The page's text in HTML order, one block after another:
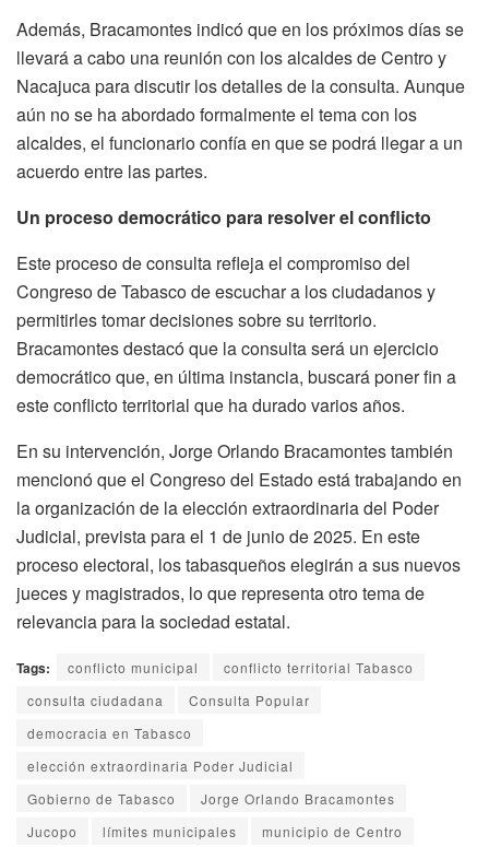
Además, Bracamontes indicó que en los próximos días se
llevará a cabo una reunión con los alcaldes de Centro y
Nacajuca para discutir los detalles de la consulta. Aunque
aún no se ha abordado formalmente el tema con los
alcaldes, el funcionario confía en que se podrá llegar a un
acuerdo entre las partes.
Un proceso democrático para resolver el conflicto
Este proceso de consulta refleja el compromiso del
Congreso de Tabasco de escuchar a los ciudadanos y
permitirles tomar decisiones sobre su territorio.
Bracamontes destacó que la consulta será un ejercicio
democrático que, en última instancia, buscará poner fin a
este conflicto territorial que ha durado varios años.
En su intervención, Jorge Orlando Bracamontes también
mencionó que el Congreso del Estado está trabajando en
la organización de la elección extraordinaria del Poder
Judicial, prevista para el 1 de junio de 2025. En este
proceso electoral, los tabasqueños elegirán a sus nuevos
jueces y magistrados, lo que representa otro tema de
relevancia para la sociedad estatal.
Tags: conflicto municipal
conflicto territorial Tabasco
consulta ciudadana
Consulta Popular
democracia en Tabasco
elección extraordinaria Poder Judicial
Gobierno de Tabasco
Jorge Orlando Bracamontes
Jucopo
límites municipales municipio de Centro